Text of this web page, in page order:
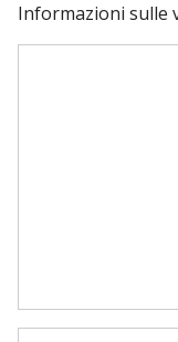
Informazioni sulle